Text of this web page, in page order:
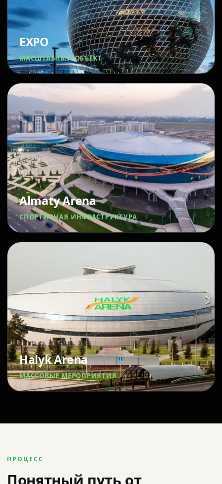
EXPO
МАСШТАБНЫЙ ОБЪЕКТ
Almaty Arena
СПОРТИВНАЯ ИНФРАСТРУКТУРА
Halyk Arena
МАССОВЫЕ МЕРОПРИЯТИЯ
ПРОЦЕСС
Понятный путь от